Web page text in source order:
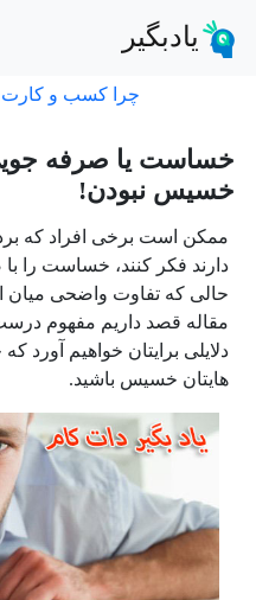
یادبگیر
چرا کسب و کارت
خساست یا صرفه
خسیس نبودن!
ممکن است برخی افراد که
دارند فکر کنند، خساست را
حالی که تفاوت واضحی میان
مقاله قصد داریم مفهوم
دلایلی برایتان خواهیم آورد
هایتان خسیس باشید.